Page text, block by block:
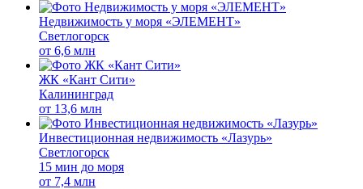
Недвижимость у моря «ЭЛЕМЕНТ»
Светлогорск
от 6,6 млн
ЖК «Кант Сити»
Калининград
от 13,6 млн
Инвестиционная недвижимость «Лазурь»
Светлогорск
15 мин до моря
от 7,4 млн